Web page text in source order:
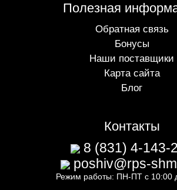
Полезная
Обратная связь
Бонусы
Наши поставщики
Карта сайта
Блог
Контакты
8 (831) 4-143-
poshiv@rps-
Режим работы: ПН-ПТ с 10:00